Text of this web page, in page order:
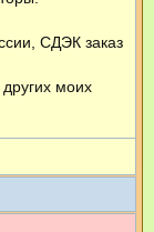
СДЭК заказ
моих